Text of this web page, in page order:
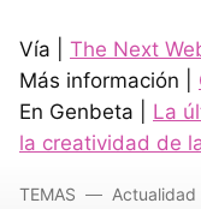
Vía | The Next
Más información |
En Genbeta | La
la creatividad de
TEMAS Actualidad